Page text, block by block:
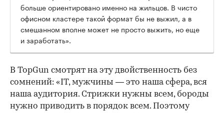
больше ориентировано именно на жильцов. В чисто
офисном кластере такой формат бы не выжил, а в
смешанном вполне может не просто выжить, но еще
и заработать».
В TopGun смотрят на эту двойственность без
сомнений: «IT, мужчины — это наша сфера, вся
наша аудитория. Стрижки нужны всем, бороды
нужно приводить в порядок всем. Поэтому